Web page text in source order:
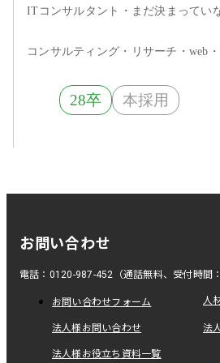
会社説明会～
ITコンサルタント・まだ決まってい
28卒 本採用
お問い合わせ
電話：0120-987-452（通話無料、受付時間
お問い合わせフォーム 人
法人様お問い合わせ 法
法人様お役立ち資料一覧